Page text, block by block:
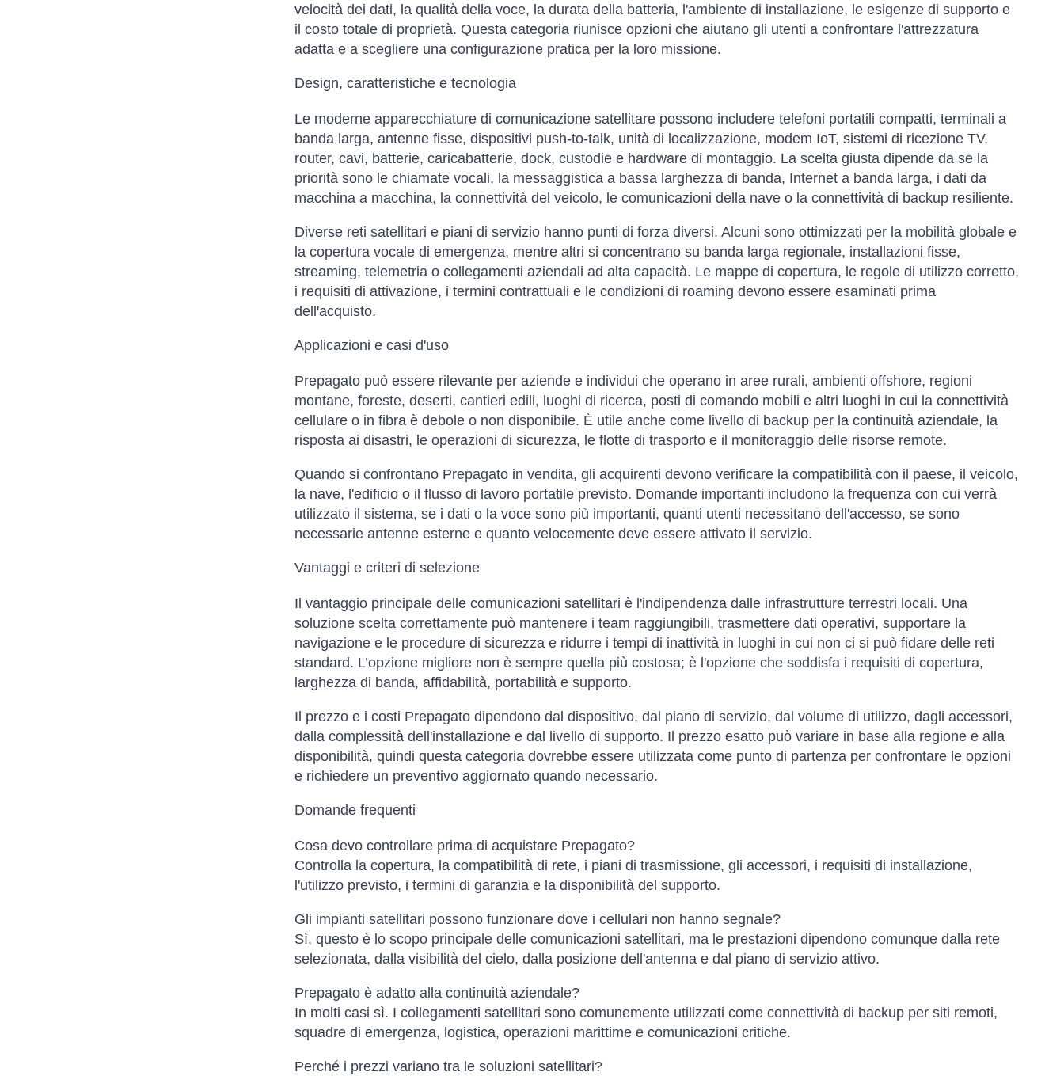
velocità dei dati, la qualità della voce, la durata della batteria, l'ambiente di installazione, le esigenze di supporto e
il costo totale di proprietà. Questa categoria riunisce opzioni che aiutano gli utenti a confrontare l'attrezzatura
adatta e a scegliere una configurazione pratica per la loro missione.
Design, caratteristiche e tecnologia
Le moderne apparecchiature di comunicazione satellitare possono includere telefoni portatili compatti, terminali a
banda larga, antenne fisse, dispositivi push-to-talk, unità di localizzazione, modem IoT, sistemi di ricezione TV,
router, cavi, batterie, caricabatterie, dock, custodie e hardware di montaggio. La scelta giusta dipende da se la
priorità sono le chiamate vocali, la messaggistica a bassa larghezza di banda, Internet a banda larga, i dati da
macchina a macchina, la connettività del veicolo, le comunicazioni della nave o la connettività di backup resiliente.
Diverse reti satellitari e piani di servizio hanno punti di forza diversi. Alcuni sono ottimizzati per la mobilità globale e
la copertura vocale di emergenza, mentre altri si concentrano su banda larga regionale, installazioni fisse,
streaming, telemetria o collegamenti aziendali ad alta capacità. Le mappe di copertura, le regole di utilizzo corretto,
i requisiti di attivazione, i termini contrattuali e le condizioni di roaming devono essere esaminati prima
dell'acquisto.
Applicazioni e casi d'uso
Prepagato può essere rilevante per aziende e individui che operano in aree rurali, ambienti offshore, regioni
montane, foreste, deserti, cantieri edili, luoghi di ricerca, posti di comando mobili e altri luoghi in cui la connettività
cellulare o in fibra è debole o non disponibile. È utile anche come livello di backup per la continuità aziendale, la
risposta ai disastri, le operazioni di sicurezza, le flotte di trasporto e il monitoraggio delle risorse remote.
Quando si confrontano Prepagato in vendita, gli acquirenti devono verificare la compatibilità con il paese, il veicolo,
la nave, l'edificio o il flusso di lavoro portatile previsto. Domande importanti includono la frequenza con cui verrà
utilizzato il sistema, se i dati o la voce sono più importanti, quanti utenti necessitano dell'accesso, se sono
necessarie antenne esterne e quanto velocemente deve essere attivato il servizio.
Vantaggi e criteri di selezione
Il vantaggio principale delle comunicazioni satellitari è l'indipendenza dalle infrastrutture terrestri locali. Una
soluzione scelta correttamente può mantenere i team raggiungibili, trasmettere dati operativi, supportare la
navigazione e le procedure di sicurezza e ridurre i tempi di inattività in luoghi in cui non ci si può fidare delle reti
standard. L’opzione migliore non è sempre quella più costosa; è l'opzione che soddisfa i requisiti di copertura,
larghezza di banda, affidabilità, portabilità e supporto.
Il prezzo e i costi Prepagato dipendono dal dispositivo, dal piano di servizio, dal volume di utilizzo, dagli accessori,
dalla complessità dell'installazione e dal livello di supporto. Il prezzo esatto può variare in base alla regione e alla
disponibilità, quindi questa categoria dovrebbe essere utilizzata come punto di partenza per confrontare le opzioni
e richiedere un preventivo aggiornato quando necessario.
Domande frequenti
Cosa devo controllare prima di acquistare Prepagato?
Controlla la copertura, la compatibilità di rete, i piani di trasmissione, gli accessori, i requisiti di installazione,
l'utilizzo previsto, i termini di garanzia e la disponibilità del supporto.
Gli impianti satellitari possono funzionare dove i cellulari non hanno segnale?
Sì, questo è lo scopo principale delle comunicazioni satellitari, ma le prestazioni dipendono comunque dalla rete
selezionata, dalla visibilità del cielo, dalla posizione dell'antenna e dal piano di servizio attivo.
Prepagato è adatto alla continuità aziendale?
In molti casi sì. I collegamenti satellitari sono comunemente utilizzati come connettività di backup per siti remoti,
squadre di emergenza, logistica, operazioni marittime e comunicazioni critiche.
Perché i prezzi variano tra le soluzioni satellitari?